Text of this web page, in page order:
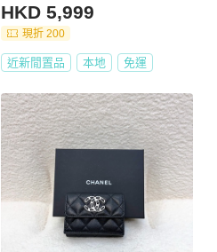
HKD 5,999
現折 200
近新閒置品 本地 免運